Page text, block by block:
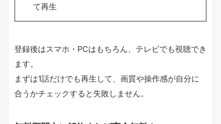
て再生
登録後はスマホ・PCはもちろん、テレビでも視聴でき
ます。
まずは1話だけでも再生して、画質や操作感が自分に
合うかチェックすると失敗しません。